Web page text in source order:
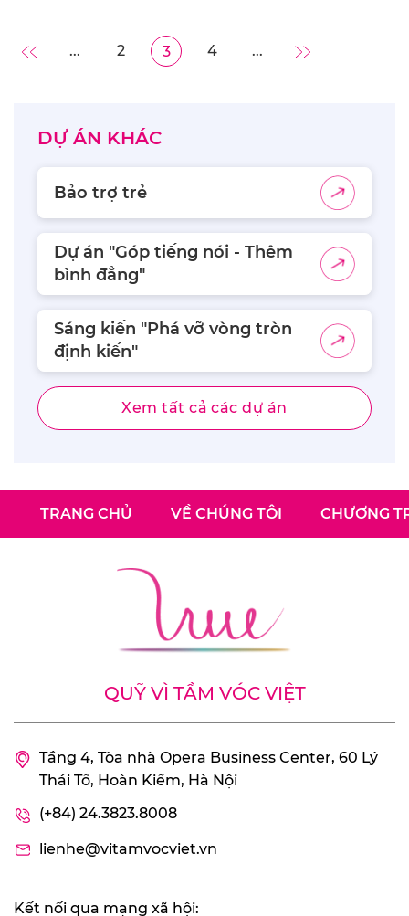
... 2 3 4 ...
DỰ ÁN KHÁC
Bảo trợ trẻ
Dự án "Góp tiếng nói - Thêm
bình đẳng"
Sáng kiến "Phá vỡ vòng tròn
định kiến"
Xem tất cả các dự án
TRANG CHỦ VỀ CHÚNG TÔI CHƯƠNG
QUỸ VÌ TẦM VÓC VIỆT
Tầng 4, Tòa nhà Opera Business Center, 60 Lý
Thái Tổ, Hoàn Kiếm, Hà Nội
(+84) 24.3823.8008
lienhe@vitamvocviet.vn
Kết nối qua mạng xã hội: